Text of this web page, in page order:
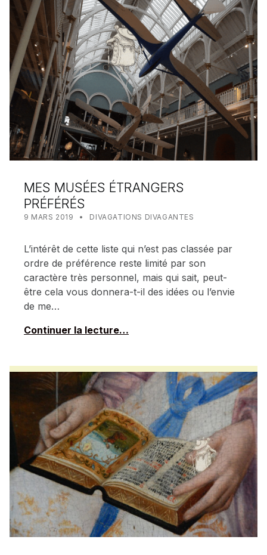
MES MUSÉES ÉTRANGERS
PRÉFÉRÉS
9 MARS 2019 WRITTEN BY:
MEALIN
CATEGORIZED IN:
DIVAGATIONS DIVAGANTES
L’intérêt de cette liste qui n’est pas classée par
ordre de préférence reste limité par son
caractère très personnel, mais qui sait, peut-
être cela vous donnera-t-il des idées ou l’envie
de me…
Continuer la lecture…